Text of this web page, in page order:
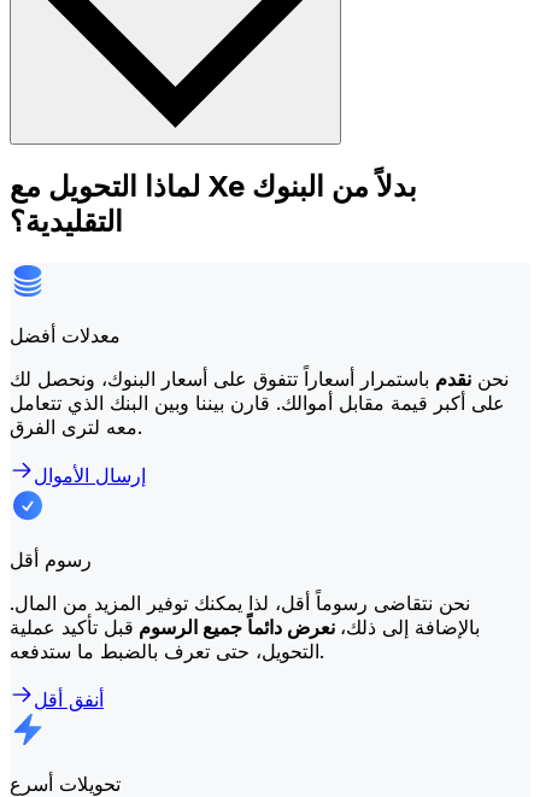
لماذا التحويل مع Xe بدلاً من البنوك
التقليدية؟
معدلات أفضل
نحن نقدم باستمرار أسعاراً تتفوق على أسعار البنوك، ونحصل لك
على أكبر قيمة مقابل أموالك. قارن بيننا وبين البنك الذي تتعامل
معه لترى الفرق.
إرسال الأموال
رسوم أقل
نحن نتقاضى رسوماً أقل، لذا يمكنك توفير المزيد من المال.
بالإضافة إلى ذلك، نعرض دائماً جميع الرسوم قبل تأكيد عملية
التحويل، حتى تعرف بالضبط ما ستدفعه.
أنفق أقل
تحويلات أسرع